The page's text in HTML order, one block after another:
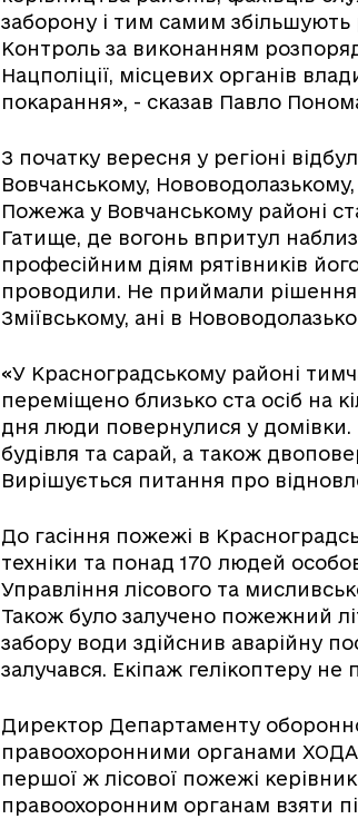
заборону і тим самим
Контроль за виконанням
Нацполіції, місцевих органів
покарання», - сказав Павло
З початку вересня у регіоні
Вовчанському,
Пожежа у Вовчанському районі
Гатище, де вогонь впритул
професійним діям рятівників
проводили. Не приймали рішення
Зміївському, ані в
«У Красноградському районі
переміщено близько ста осіб на
дня люди повернулися у домівки.
будівля та сарай, а також
Вирішується питання про
До гасіння пожежі в
техніки та понад 170 людей
Управління лісового та
Також було залучено пожежний
забору води здійснив аварійну
залучався. Екіпаж гелікоптеру не
Директор Департаменту
правоохоронними органами
першої ж лісової пожежі
правоохоронним органам взяти